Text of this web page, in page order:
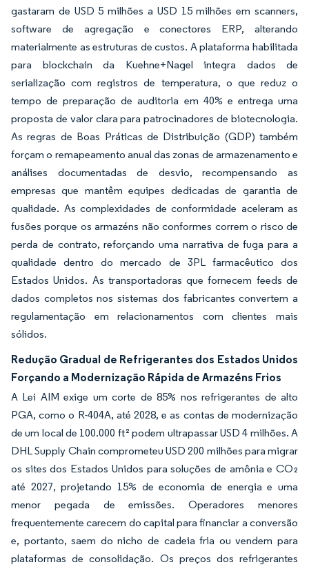
gastaram de USD 5 milhões a USD 15 milhões em scanners,
software de agregação e conectores ERP, alterando
materialmente as estruturas de custos. A plataforma habilitada
para blockchain da Kuehne+Nagel integra dados de
serialização com registros de temperatura, o que reduz o
tempo de preparação de auditoria em 40% e entrega uma
proposta de valor clara para patrocinadores de biotecnologia.
As regras de Boas Práticas de Distribuição (GDP) também
forçam o remapeamento anual das zonas de armazenamento e
análises documentadas de desvio, recompensando as
empresas que mantêm equipes dedicadas de garantia de
qualidade. As complexidades de conformidade aceleram as
fusões porque os armazéns não conformes correm o risco de
perda de contrato, reforçando uma narrativa de fuga para a
qualidade dentro do mercado de 3PL farmacêutico dos
Estados Unidos. As transportadoras que fornecem feeds de
dados completos nos sistemas dos fabricantes convertem a
regulamentação em relacionamentos com clientes mais
sólidos.
Redução Gradual de Refrigerantes dos Estados Unidos
Forçando a Modernização Rápida de Armazéns Frios
A Lei AIM exige um corte de 85% nos refrigerantes de alto
PGA, como o R-404A, até 2028, e as contas de modernização
de um local de 100.000 ft² podem ultrapassar USD 4 milhões. A
DHL Supply Chain comprometeu USD 200 milhões para migrar
os sites dos Estados Unidos para soluções de amônia e CO₂
até 2027, projetando 15% de economia de energia e uma
menor pegada de emissões. Operadores menores
frequentemente carecem do capital para financiar a conversão
e, portanto, saem do nicho de cadeia fria ou vendem para
plataformas de consolidação. Os preços dos refrigerantes